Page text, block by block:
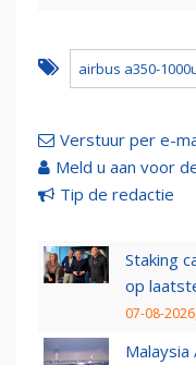
airbus a350-
Verstuur per e-
Meld u aan voor
Tip de redactie
Staking
op
07-08-